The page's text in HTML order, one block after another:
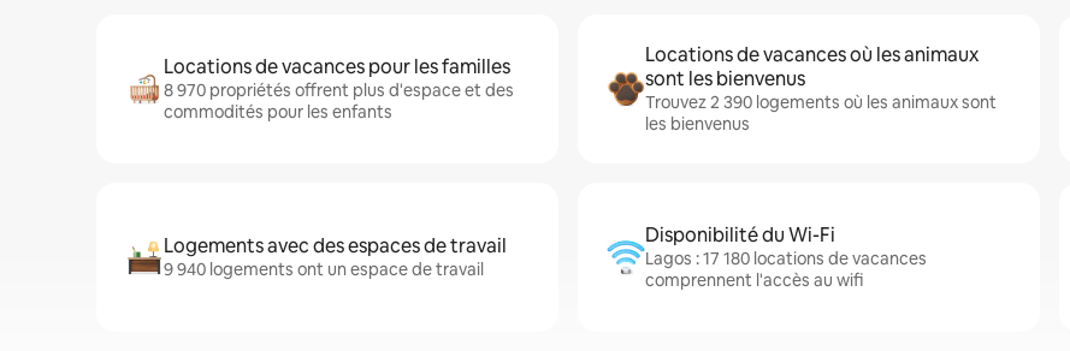
Locations de vacances pour les familles
8 970 propriétés offrent plus d'espace et des
commodités pour les enfants
Locations de vacances où les animaux
sont les bienvenus
Trouvez 2 390 logements où les animaux sont
les bienvenus
Logements avec des espaces de travail
9 940 logements ont un espace de travail
Disponibilité du Wi-Fi
Lagos : 17 180 locations de vacances
comprennent l'accès au wifi